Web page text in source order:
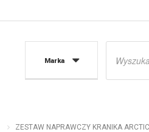
Marka
ZESTAW NAPRAWCZY KRANIKA